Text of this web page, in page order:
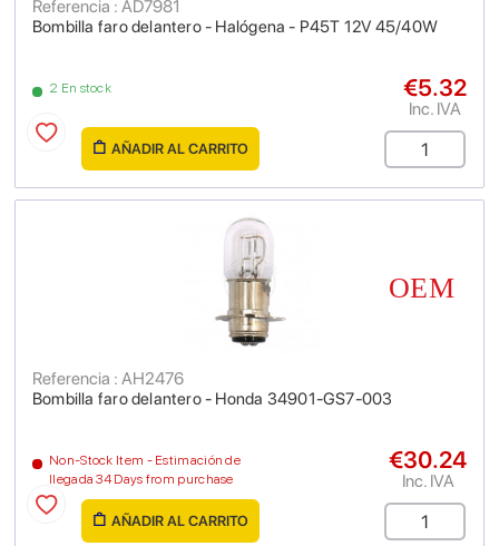
Bombilla faro delantero - Halógena - P45T 12V 45/40W
Referencia : AD7981
2 En stock €5.32
Inc. IVA
AÑADIR AL CARRITO
Bombilla faro delantero - Honda 34901-GS7-003
Referencia : AH2476
Non-Stock Item - Estimación de
llegada 34 Days from purchase
€30.24
Inc. IVA
AÑADIR AL CARRITO